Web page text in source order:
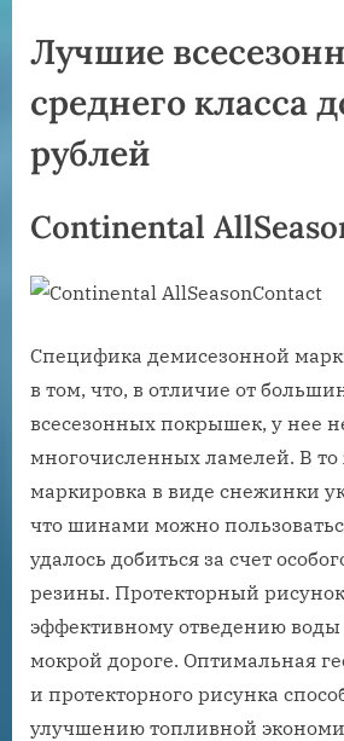
Лучшие
среднего класса
рублей
Continental
Специфика демисезонной
в том, что, в отличие от
всесезонных покрышек, у нее
многочисленных ламелей. В то
маркировка в виде снежинки
что шинами можно
удалось добиться за счет
резины. Протекторный рисунок
эффективному отведению
мокрой дороге. Оптимальная
и протекторного рисунка
улучшению топливной